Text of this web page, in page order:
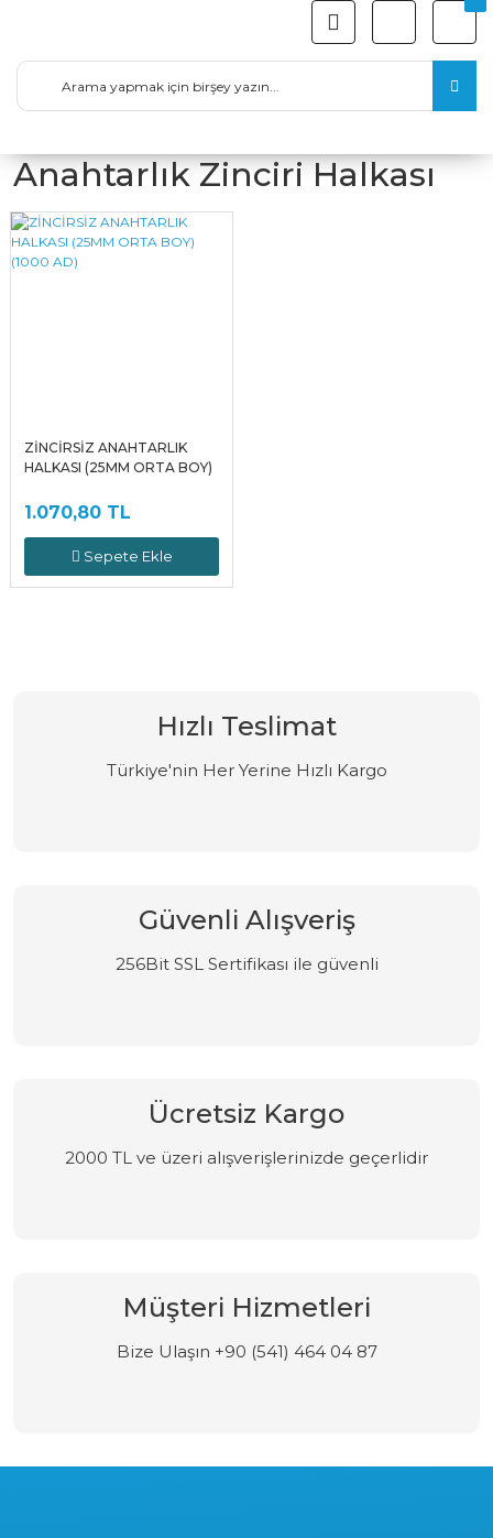
Anahtarlık Zinciri Halkası
ZİNCİRSİZ ANAHTARLIK
HALKASI (25MM ORTA BOY)
1.070,80 TL
Sepete Ekle
Hızlı Teslimat
Türkiye'nin Her Yerine Hızlı Kargo
Güvenli Alışveriş
256Bit SSL Sertifikası ile güvenli
Ücretsiz Kargo
2000 TL ve üzeri alışverişlerinizde geçerlidir
Müşteri Hizmetleri
Bize Ulaşın +90 (541) 464 04 87